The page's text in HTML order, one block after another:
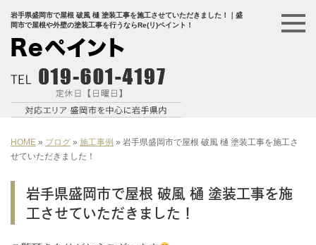
岩手県盛岡市で屋根 破風 樋 塗装工事を施工させていただきました！｜盛
岡市で屋根や外壁の塗装工事を行うならRe(リ)ペイント！
HOME » ブログ » 施工事例 » 岩手県盛岡市で屋根 破風 樋 塗装工事を施工さ
せていただきました！
岩手県盛岡市で屋根 破風 樋 塗装工事を施
工させていただきました！